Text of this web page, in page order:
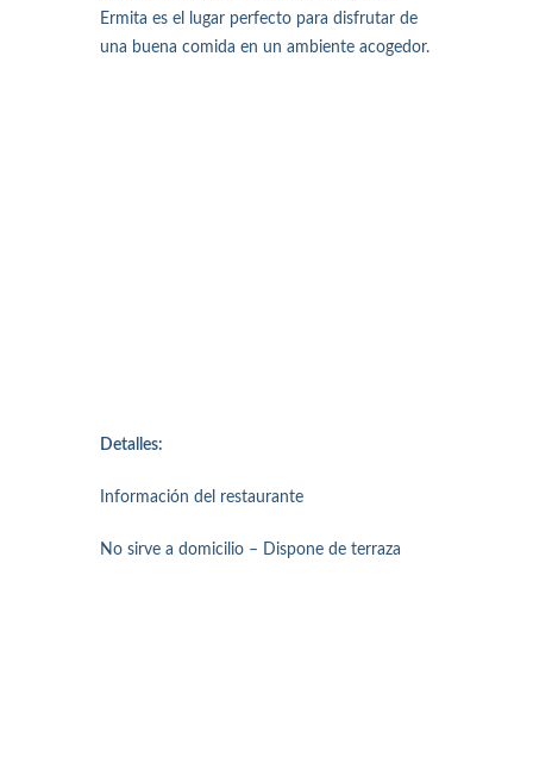
Ermita es el lugar perfecto para disfrutar de
una buena comida en un ambiente acogedor.
Detalles:
Información del restaurante
No sirve a domicilio – Dispone de terraza